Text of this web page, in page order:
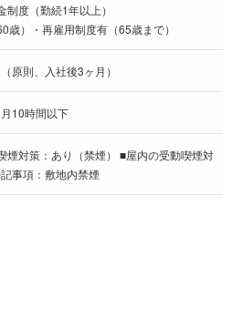
制度（勤続1年以上）
歳）・再雇用制度有（65歳まで）
原則、入社後3ヶ月）
10時間以下
煙対策：あり（禁煙） ■屋内の受動喫煙対
事項：敷地内禁煙